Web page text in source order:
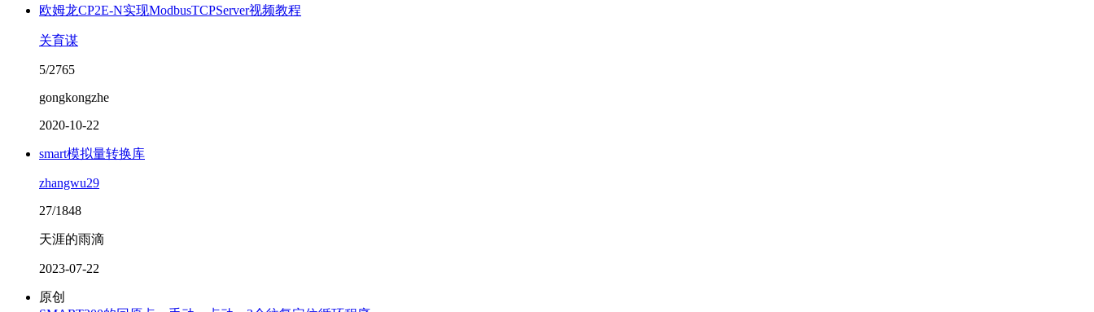
欧姆龙CP2E-N实现ModbusTCPServer视频教程
关育谋
5/2765
gongkongzhe
2020-10-22
smart模拟量转换库
zhangwu29
27/1848
天涯的雨滴
2023-07-22
原创